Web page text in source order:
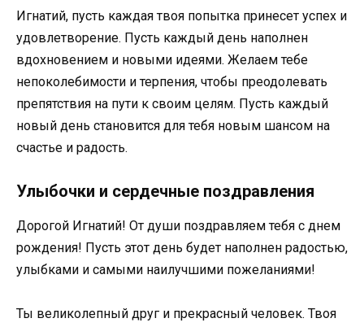
Игнатий, пусть каждая твоя попытка принесет успех и
удовлетворение. Пусть каждый день наполнен
вдохновением и новыми идеями. Желаем тебе
непоколебимости и терпения, чтобы преодолевать
препятствия на пути к своим целям. Пусть каждый
новый день становится для тебя новым шансом на
счастье и радость.
Улыбочки и сердечные поздравления
Дорогой Игнатий! От души поздравляем тебя с днем
рождения! Пусть этот день будет наполнен радостью,
улыбками и самыми наилучшими пожеланиями!
Ты великолепный друг и прекрасный человек. Твоя